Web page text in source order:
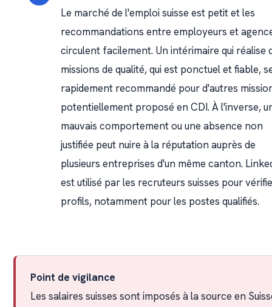
Le marché de l'emploi suisse est petit et les
recommandations entre employeurs et
circulent facilement. Un intérimaire qui réalise
missions de qualité, qui est ponctuel et fiable,
rapidement recommandé pour d'autres
potentiellement proposé en CDI. À l'inverse,
mauvais comportement ou une absence non
justifiée peut nuire à la réputation auprès de
plusieurs entreprises d'un même canton.
est utilisé par les recruteurs suisses pour
profils, notamment pour les postes qualifiés.
Point de vigilance
Les salaires suisses sont imposés à la source en